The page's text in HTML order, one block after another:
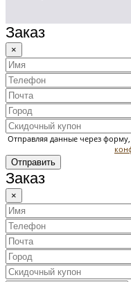
Заказ
×
Отправляя данные через
Отправить
Заказ
×